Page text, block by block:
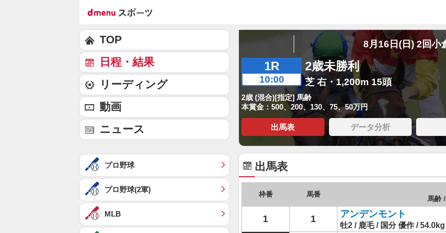
8月16日(日) 2回小
1R
10:00
2歳未勝利
芝 右・1,200m 15頭
2歳 (混合)[指定] 馬齢
本賞金：500、200、130、75、50万円
出馬表 データ分析
出馬表
枠番 馬番
馬齢
1 1 アンデンモント
牡2 / 鹿毛 / 国分 優作 / 54.0kg
TOP
日程・結果
リーディング
動画
ニュース
プロ野球
プロ野球(2軍)
MLB